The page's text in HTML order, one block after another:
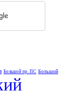
Большой пр. ПС Большой